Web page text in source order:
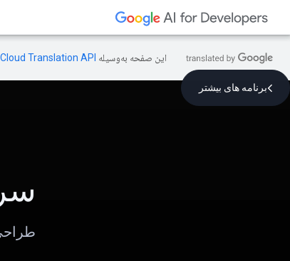
این صفحه به‌وسیله
برنامه های بیشتر